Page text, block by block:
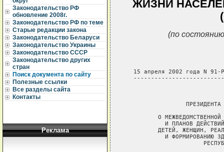
Законодательство РФ
обновление 2008г.
Законодательство РФ по теме
Старые редакции закона
Законодательство Беларуси
Законодательство Украины
Законодательство СССР
Законодательство других
стран
Поиск документа по сайту
Полезные ссылки
Все разделы сайта
Контакты
Реклама
ЖИЗНИ
(по
15 апреля 2002 года N 91-
ПРЕЗИДЕНТА
О
И ПЛАНОВ
ДЕТЕЙ, ЖЕНЩИН,
И ФОРМИРОВАНИЮ